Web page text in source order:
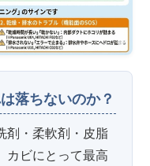
落ちないのか？
剤・柔軟剤・皮脂
カビにとって最高